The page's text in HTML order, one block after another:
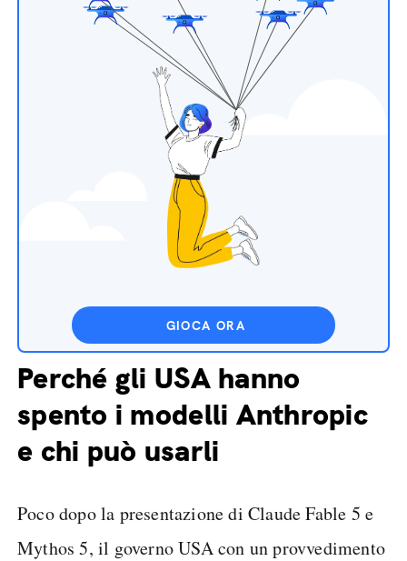
GIOCA ORA
Perché gli USA hanno
spento i modelli Anthropic
e chi può usarli
Poco dopo la presentazione di Claude Fable 5 e
Mythos 5, il governo USA con un provvedimento